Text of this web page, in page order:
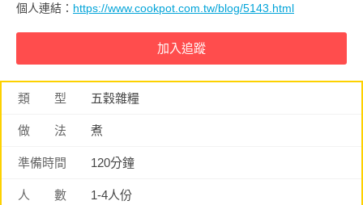
個人連結： https://www.cookpot.com.tw/blog/5143.html
類 型 五穀雜糧
做 法 煮
準備時間 120分鐘
人 數 1-4人份